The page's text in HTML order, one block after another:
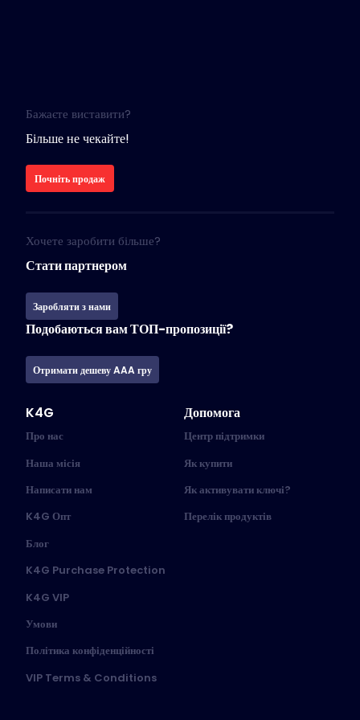
Бажаєте виставити?
Більше не чекайте!
Почніть продаж
Хочете заробити більше?
Стати партнером
Заробляти з нами
Подобаються вам ТОП-пропозиції?
Отримати дешеву AAA гру
K4G
Про нас
Наша місія
Написати нам
K4G Опт
Блог
K4G Purchase Protection
K4G VIP
Умови
Політика конфіденційності
VIP Terms & Conditions
Допомога
Центр підтримки
Як купити
Як активувати ключі?
Перелік продуктів